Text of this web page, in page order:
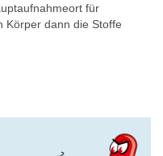
für
Körper dann die Stoffe